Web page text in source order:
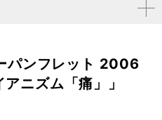
拡大す
パンフレット 2006
ニズム「痛」」